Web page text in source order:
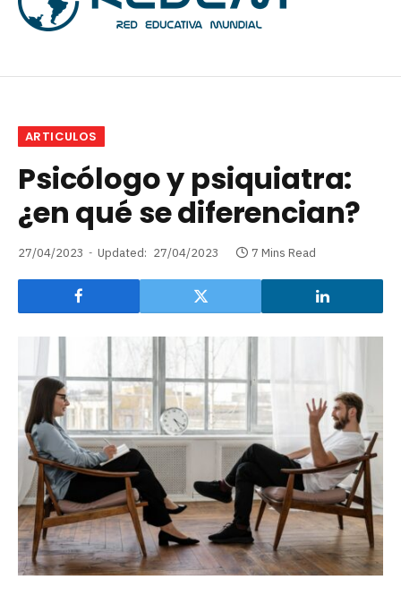
ARTICULOS
Psicólogo y psiquiatra:
¿en qué se diferencian?
27/04/2023 Updated: 27/04/2023 7 Mins Read